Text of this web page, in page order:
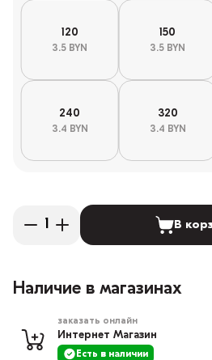
120
3.5 BYN
150
3.5 BYN
240
3.4 BYN
320
3.4 BYN
В
Наличие в магазинах
заказать онлайн
Интернет Магазин
Есть в наличии